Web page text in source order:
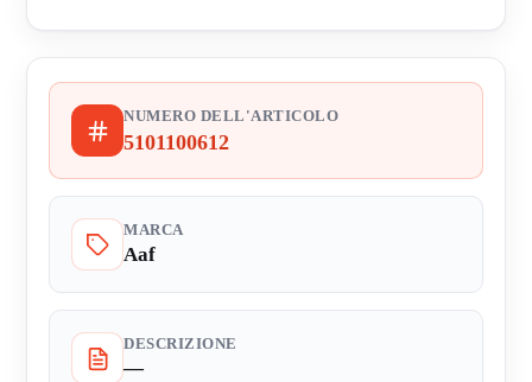
NUMERO DELL'ARTICOLO
5101100612
MARCA
Aaf
DESCRIZIONE
—